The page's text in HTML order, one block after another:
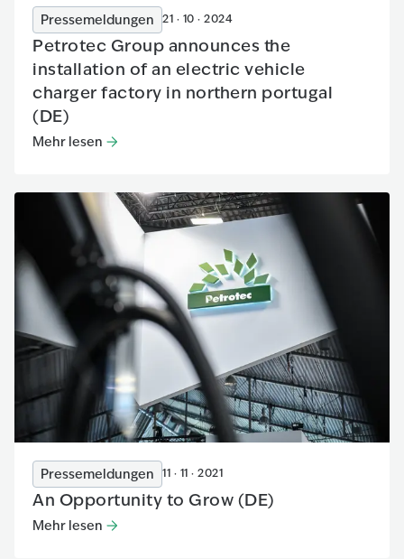
Pressemeldungen 21 · 10 · 2024
Petrotec Group announces the
installation of an electric vehicle
charger factory in northern portugal
(DE)
Mehr lesen
Mehr lesen :Petrotec Group announces the installation of
Pressemeldungen 11 · 11 · 2021
An Opportunity to Grow (DE)
Mehr lesen
Mehr lesen :An Opportunity to Grow (DE)